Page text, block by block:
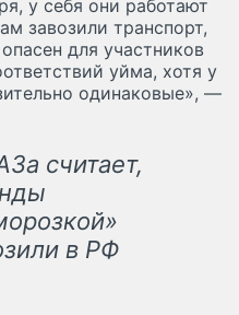
у себя они работают
завозили транспорт,
для участников
уйма, хотя у
одинаковые», —
считает,
в РФ